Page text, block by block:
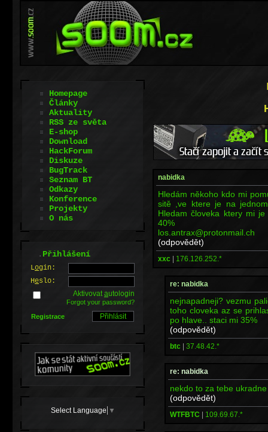
nabidka
Hledám někoho kdo mi
sitě ,ve ktere je na
Hledam človeka ktery mi
40%
los.antrax@protonmail.ch
(odpovědět)
xxc | 176.126.252.*
re: nabidka
nejnapadneji? vezmu
toho cloveka az se
po hlave.. staci mi 35%
(odpovědět)
btc | 37.48.42.*
re: nabidka
nekdo to za tebe
(odpovědět)
WTFBTC | 109.69.67.*
Homepage
Články
Aktuality
RSS ze světa
E-shop
Download
HackForum
Diskuze
BugTrack
Seznam BT
Odkazy
Konference
Projekty
O nás
.Přihlášení
Login:
Heslo:
Aktivovatautologin
Forgot your password?
Registrace
Select Language ▼